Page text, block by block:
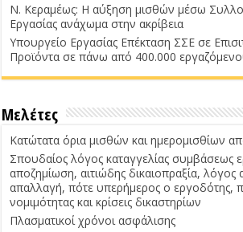
Ν. Κεραμέως: Η αύξηση μισθών μέσω
Εργασίας ανάχωμα στην ακρίβεια
Υπουργείο Εργασίας Επέκταση ΣΣΕ σε
Προϊόντα σε πάνω από 400.000
Μελέτες
Κατώτατα όρια μισθών και ημερομισθίων
Σπουδαίος λόγος καταγγελίας συμβάσεως
αποζημίωση, αιτιώδης δικαιοπραξία,
απαλλαγή, πότε υπερήμερος ο εργοδότης,
νομιμότητας και κρίσεις δικαστηρίων
Πλασματικοί χρόνοι ασφάλισης